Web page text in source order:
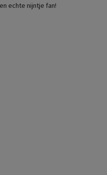
echte nijntje fan!